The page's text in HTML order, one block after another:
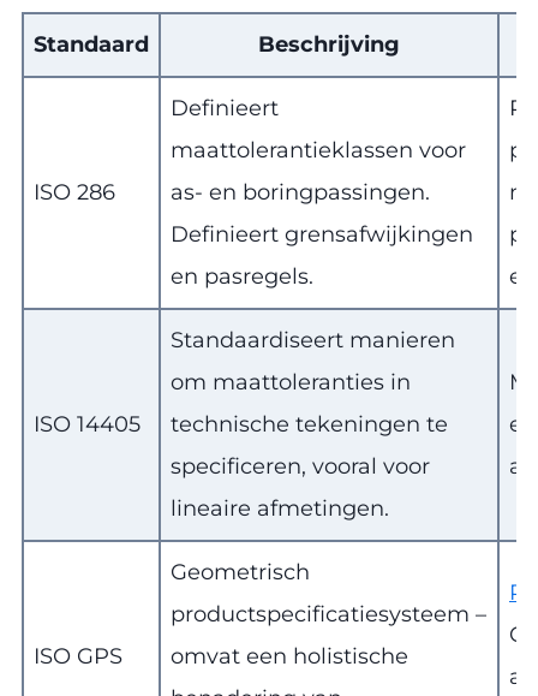
Standaard Beschrijving
ISO 286
Definieert
maattolerantieklassen voor
as- en boringpassingen.
Definieert grensafwijkingen
en pasregels.
ISO 14405
Standaardiseert manieren
om maattoleranties in
technische tekeningen te
specificeren, vooral voor
lineaire afmetingen.
ISO GPS
Geometrisch
productspecificatiesysteem –
omvat een holistische